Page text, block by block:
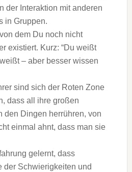
der Interaktion mit anderen
in Gruppen.
dem Du noch nicht
existiert. Kurz: “Du weißt
– aber besser wissen
sind sich der Roten Zone
dass all ihre großen
den Dingen herrühren, von
einmal ahnt, dass man sie
gelernt, dass
der Schwierigkeiten und